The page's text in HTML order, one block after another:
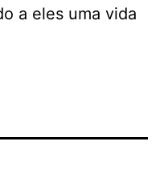
a eles uma vida